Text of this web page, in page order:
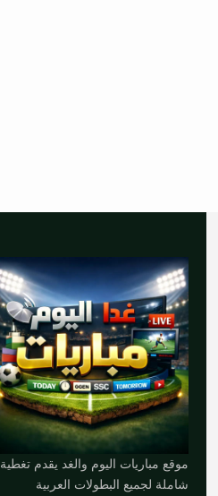
موقع مباريات اليوم والغد يقدم تغطية
شاملة لجميع البطولات العربية